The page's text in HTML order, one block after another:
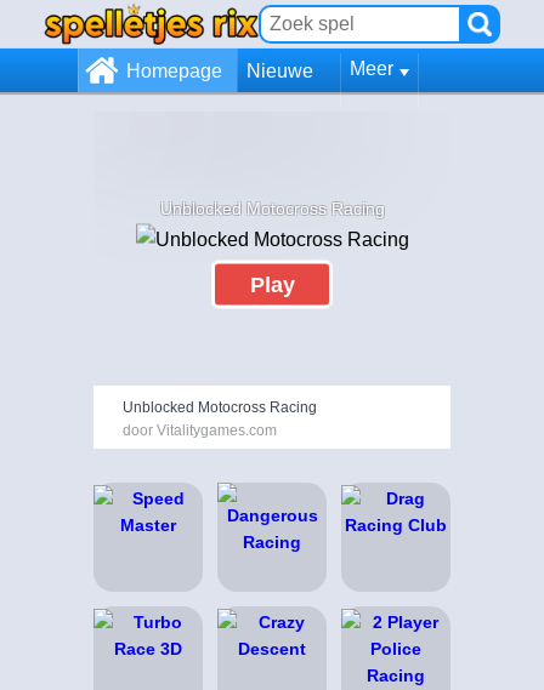
Homepage Nieuwe Meer
Unblocked Motocross Racing
Play
Unblocked Motocross Racing
door Vitalitygames.com